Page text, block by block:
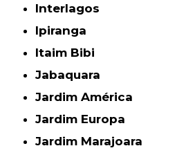
Interlagos
Ipiranga
Itaim Bibi
Jabaquara
Jardim América
Jardim Europa
Jardim Marajoara